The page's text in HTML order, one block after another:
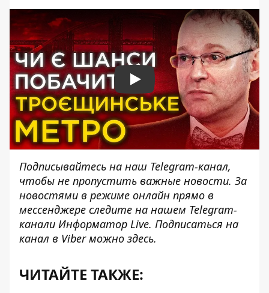
Play
Подписывайтесь на наш Telegram-канал,
чтобы не пропустить важные новости. За
новостями в режиме онлайн прямо в
мессенджере следите на нашем Telegram-
канали Информатор Live. Подписаться на
канал в Viber можно здесь.
ЧИТАЙТЕ ТАКЖЕ: